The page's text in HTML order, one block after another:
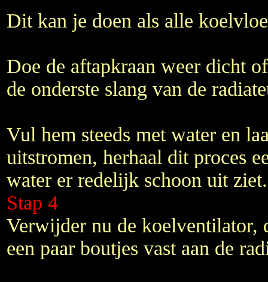
Dit kan je doen als alle
Doe de aftapkraan weer dicht
de onderste slang van de
Vul hem steeds met water en
uitstromen, herhaal dit proces
water er redelijk schoon uit ziet.
Stap 4
Verwijder nu de koelventilator,
een paar boutjes vast aan de